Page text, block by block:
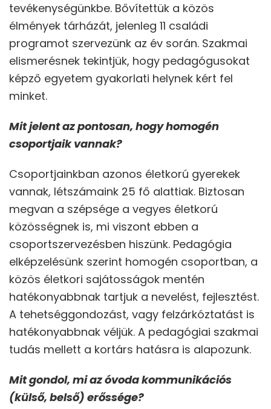
tevékenységünkbe. Bővítettük a közös
élmények tárházát, jelenleg 11 családi
programot szervezünk az év során. Szakmai
elismerésnek tekintjük, hogy pedagógusokat
képző egyetem gyakorlati helynek kért fel
minket.
Mit jelent az pontosan, hogy homogén
csoportjaik vannak?
Csoportjainkban azonos életkorú gyerekek
vannak, létszámaink 25 fő alattiak. Biztosan
megvan a szépsége a vegyes életkorú
közösségnek is, mi viszont ebben a
csoportszervezésben hiszünk. Pedagógia
elképzelésünk szerint homogén csoportban, a
közös életkori sajátosságok mentén
hatékonyabbnak tartjuk a nevelést, fejlesztést.
A tehetséggondozást, vagy felzárkóztatást is
hatékonyabbnak véljük. A pedagógiai szakmai
tudás mellett a kortárs hatásra is alapozunk.
Mit gondol, mi az óvoda kommunikációs
(külső, belső) erőssége?